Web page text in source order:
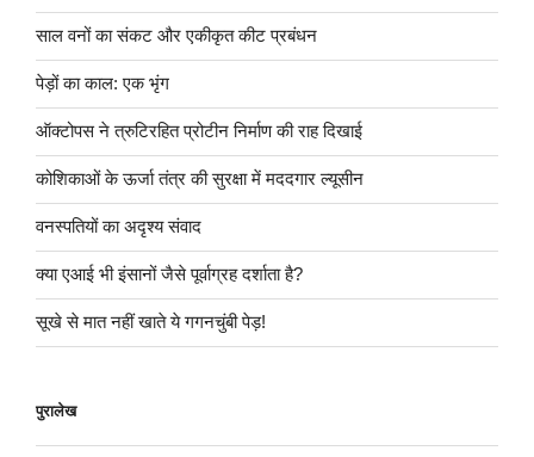
साल वनों का संकट और एकीकृत कीट प्रबंधन
पेड़ों का काल: एक भृंग
ऑक्टोपस ने त्रुटिरहित प्रोटीन निर्माण की राह दिखाई
कोशिकाओं के ऊर्जा तंत्र की सुरक्षा में मददगार ल्यूसीन
वनस्पतियों का अदृश्य संवाद
क्या एआई भी इंसानों जैसे पूर्वाग्रह दर्शाता है?
सूखे से मात नहीं खाते ये गगनचुंबी पेड़!
पुरालेख